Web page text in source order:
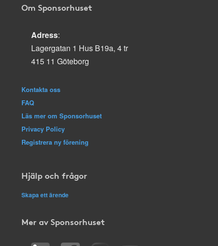
Om Sponsorhuset
Adress:
Lagergatan 1 Hus B19a, 4 tr
415 11 Göteborg
Kontakta oss
FAQ
Läs mer om Sponsorhuset
Privacy Policy
Registrera ny förening
Hjälp och frågor
Skapa ett ärende
Mer av Sponsorhuset